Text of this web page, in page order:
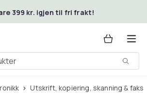
399 kr. igjen til fri frakt!
Utskrift, kopiering, skanning & faks